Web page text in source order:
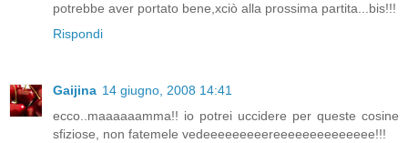
potrebbe aver portato bene,xciò alla prossima partita...bis!!!
Rispondi
Gaijina 14 giugno, 2008 14:41
ecco..maaaaaamma!! io potrei uccidere per queste cosine
sfiziose, non fatemele vedeeeeeeeeereeeeeeeeeeeeee!!!